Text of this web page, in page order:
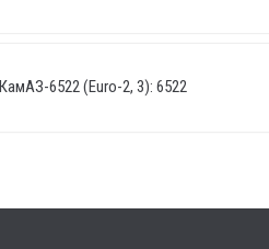
КамАЗ-6522 (Euro-2, 3): 6522